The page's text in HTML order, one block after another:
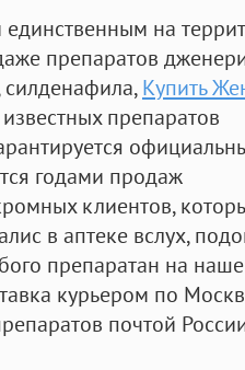
на
препаратов
силденафила, Купить
препаратов
годами продаж
клиентов,
в аптеке вслух,
препаратан на
курьером по
почтой